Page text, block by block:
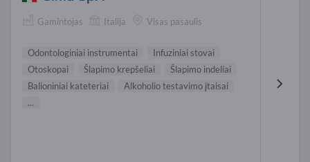
Gamintojas Italija Visas pasaulis
Odontologiniai instrumentai
Infuziniai stovai
Otoskopai
Šlapimo krepšeliai
Šlapimo indeliai
Balioniniai kateteriai
Alkoholio testavimo įtaisai
...